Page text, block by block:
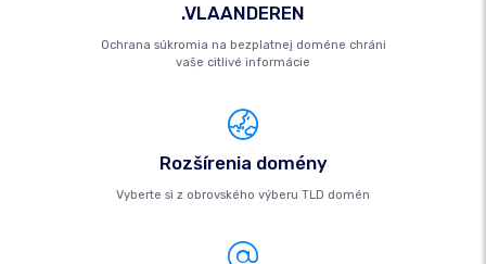
.VLAANDEREN
Ochrana súkromia na bezplatnej doméne chráni
vaše citlivé informácie
Rozšírenia domény
Vyberte si z obrovského výberu TLD domén